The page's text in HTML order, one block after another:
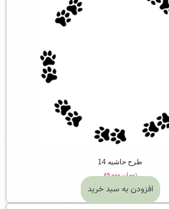
طرح حاشیه 14
تومان۸۹,۰۰۰
افزودن به سبد خرید